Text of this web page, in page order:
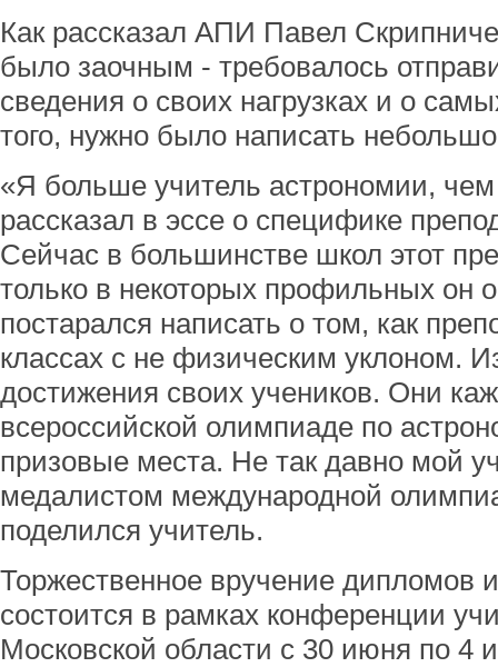
Как рассказал АПИ Павел
было заочным - требовалось
сведения о своих нагрузках и о
того, нужно было написать
«Я больше учитель астрономии,
рассказал в эссе о специфике
Сейчас в большинстве школ этот
только в некоторых профильных он
постарался написать о том, как
классах с не физическим уклоном.
достижения своих учеников. Они
всероссийской олимпиаде по
призовые места. Не так давно мой
медалистом международной
поделился учитель.
Торжественное вручение дипломов
состоится в рамках конференции
Московской области с 30 июня по 4